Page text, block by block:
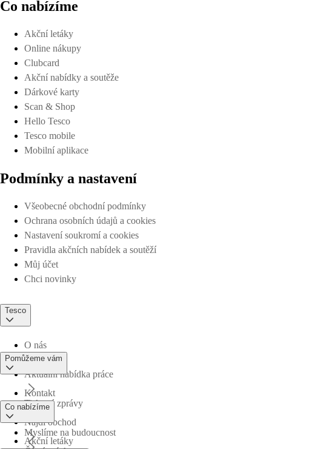
Co nabízíme
Akční letáky
Online nákupy
Clubcard
Akční nabídky a soutěže
Dárkové karty
Scan & Shop
Hello Tesco
Tesco mobile
Mobilní aplikace
Podmínky a nastavení
Všeobecné obchodní podmínky
Ochrana osobních údajů a cookies
Nastavení soukromí a cookies
Pravidla akčních nabídek a soutěží
Můj účet
Chci novinky
Tesco
O nás
Aktuální nabídka práce
Tiskové zprávy
Myslíme na budoucnost
Pomůžeme vám
Kontakt
Najdi obchod
Co nabízíme
Akční letáky